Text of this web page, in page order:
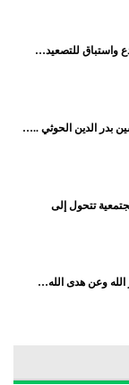
واستباق للتصعيد…
بدر الدين الحوثي ..…
تتحول إلى
وعن هدى الله…